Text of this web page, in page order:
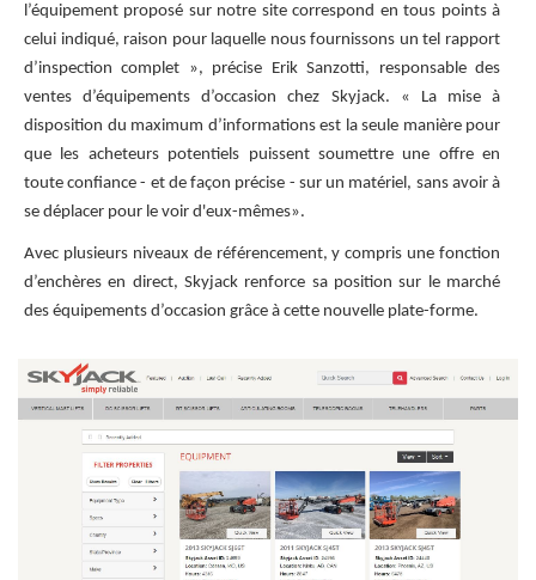
l’équipement proposé sur notre site correspond en tous points à
celui indiqué, raison pour laquelle nous fournissons un tel rapport
d’inspection complet », précise Erik Sanzotti, responsable des
ventes d’équipements d’occasion chez Skyjack. « La mise à
disposition du maximum d’informations est la seule manière pour
que les acheteurs potentiels puissent soumettre une offre en
toute confiance - et de façon précise - sur un matériel, sans avoir à
se déplacer pour le voir d'eux-mêmes».
Avec plusieurs niveaux de référencement, y compris une fonction
d’enchères en direct, Skyjack renforce sa position sur le marché
des équipements d’occasion grâce à cette nouvelle plate-forme.